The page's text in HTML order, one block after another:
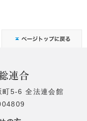
5-6 全法連会館